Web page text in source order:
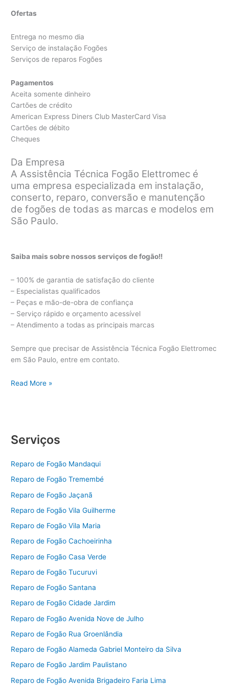
Ofertas
Entrega no mesmo dia
Serviço de instalação Fogões
Serviços de reparos Fogões
Pagamentos
Aceita somente dinheiro
Cartões de crédito
American Express Diners Club MasterCard Visa
Cartões de débito
Cheques
Da Empresa
A Assistência Técnica Fogão Elettromec é
uma empresa especializada em instalação,
conserto, reparo, conversão e manutenção
de fogões de todas as marcas e modelos em
São Paulo.
Saiba mais sobre nossos serviços de fogão!!
– 100% de garantia de satisfação do cliente
– Especialistas qualificados
– Peças e mão-de-obra de confiança
– Serviço rápido e orçamento acessível
– Atendimento a todas as principais marcas
Sempre que precisar de Assistência Técnica Fogão Elettromec
em São Paulo, entre em contato.
Assistência
Read More »
Serviços
Reparo de Fogão Mandaqui
Reparo de Fogão Tremembé
Reparo de Fogão Jaçanã
Reparo de Fogão Vila Guilherme
Reparo de Fogão Vila Maria
Reparo de Fogão Cachoeirinha
Reparo de Fogão Casa Verde
Reparo de Fogão Tucuruvi
Reparo de Fogão Santana
Reparo de Fogão Cidade Jardim
Reparo de Fogão Avenida Nove de Julho
Reparo de Fogão Rua Groenlândia
Reparo de Fogão Alameda Gabriel Monteiro da Silva
Reparo de Fogão Jardim Paulistano
Reparo de Fogão Avenida Brigadeiro Faria Lima